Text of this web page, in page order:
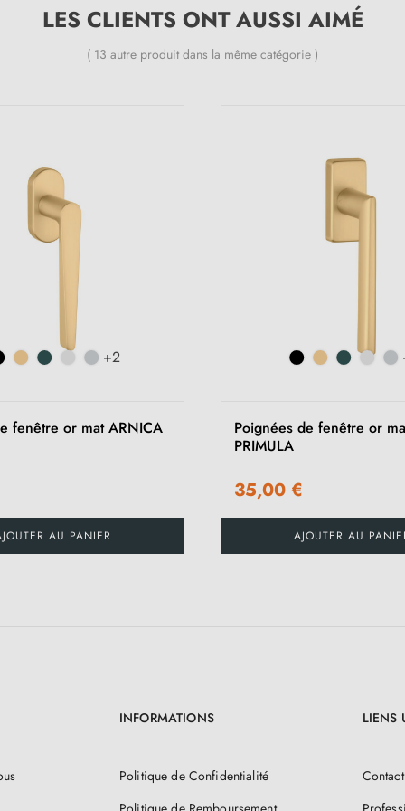
LES CLIENTS ONT AUSSI AIMÉ
( 13 autre produit dans la même catégorie )
+2
fenêtre or mat ARNICA
AU PANIER
Poignées de fenêtre or
PRIMULA
35,00 €
AJOUTER AU
INFORMATIONS
Politique de Confidentialité
LIENS
Contact